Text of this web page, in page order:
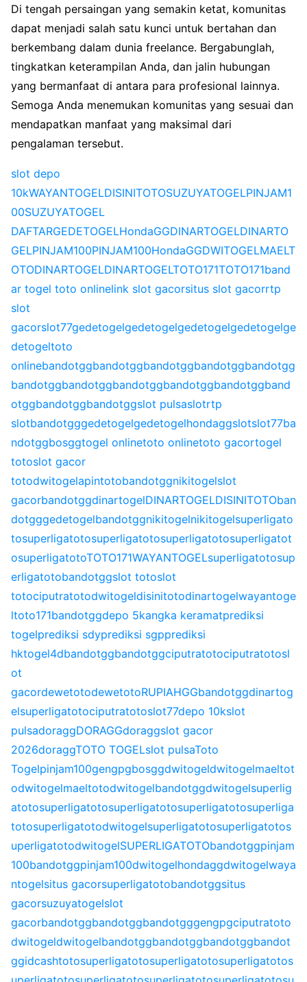
Di tengah persaingan yang semakin ketat, komunitas
dapat menjadi salah satu kunci untuk bertahan dan
berkembang dalam dunia freelance. Bergabunglah,
tingkatkan keterampilan Anda, dan jalin hubungan
yang bermanfaat di antara para profesional lainnya.
Semoga Anda menemukan komunitas yang sesuai dan
mendapatkan manfaat yang maksimal dari
pengalaman tersebut.
slot depo
10kWAYANTOGELDISINITOTOSUZUYATOGELPINJAM1
00SUZUYATOGEL
DAFTARGEDETOGELHondaGGDINARTOGELDINARTO
GELPINJAM100PINJAM100HondaGGDWITOGELMAELT
OTODINARTOGELDINARTOGELTOTO171TOTO171band
ar togel toto onlinelink slot gacorsitus slot gacorrtp
slot
gacorslot77gedetogelgedetogelgedetogelgedetogelge
detogeltoto
onlinebandotggbandotggbandotggbandotggbandotgg
bandotggbandotggbandotggbandotggbandotggband
otggbandotggbandotggslot pulsaslotrtp
slotbandotgggedetogelgedetogelhondaggslotslot77ba
ndotggbosggtogel onlinetoto onlinetoto gacortogel
totoslot gacor
totodwitogelapintotobandotggnikitogelslot
gacorbandotggdinartogelDINARTOGELDISINITOTOban
dotgggedetogelbandotggnikitogelnikitogelsuperligato
tosuperligatotosuperligatotosuperligatotosuperligatot
osuperligatotoTOTO171WAYANTOGELsuperligatotosup
erligatotobandotggslot totoslot
totociputratotodwitogeldisinitotodinartogelwayantoge
ltoto171bandotggdepo 5kangka keramatprediksi
togelprediksi sdyprediksi sgpprediksi
hktogel4dbandotggbandotggciputratotociputratotosl
ot
gacordewetotodewetotoRUPIAHGGbandotggdinartog
elsuperligatotociputratotoslot77depo 10kslot
pulsadoraggDORAGGdoraggslot gacor
2026doraggTOTO TOGELslot pulsaToto
Togelpinjam100gengpgbosggdwitogeldwitogelmaeltot
odwitogelmaeltotodwitogelbandotggdwitogelsuperlig
atotosuperligatotosuperligatotosuperligatotosuperliga
totosuperligatotodwitogelsuperligatotosuperligatotos
uperligatotodwitogelSUPERLIGATOTObandotggpinjam
100bandotggpinjam100dwitogelhondaggdwitogelwaya
ntogelsitus gacorsuperligatotobandotggsitus
gacorsuzuyatogelslot
gacorbandotggbandotggbandotgggengpgciputratoto
dwitogeldwitogelbandotggbandotggbandotggbandot
ggidcashtotosuperligatotosuperligatotosuperligatotos